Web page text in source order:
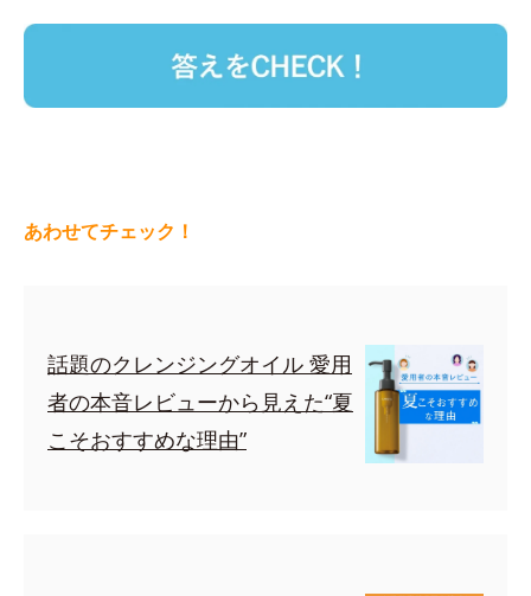
あわせてチェック！
話題のクレンジングオイル 愛用
者の本音レビューから見えた“夏
こそおすすめな理由”